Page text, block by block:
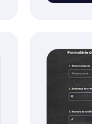
de
ajudar
feedback.